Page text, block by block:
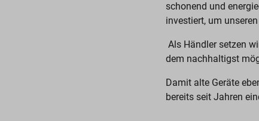
schonend und
investiert, um
Als Händler setzen
dem nachhaltigst
Damit alte Geräte
bereits seit Jahren